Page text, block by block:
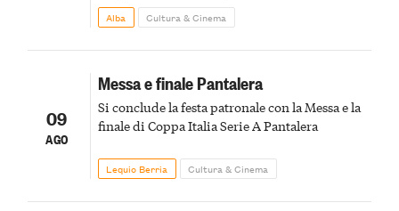
Alba Cultura & Cinema
09
AGO
Messa e finale Pantalera
Si conclude la festa patronale con la Messa e la
finale di Coppa Italia Serie A Pantalera
Lequio Berria Cultura & Cinema